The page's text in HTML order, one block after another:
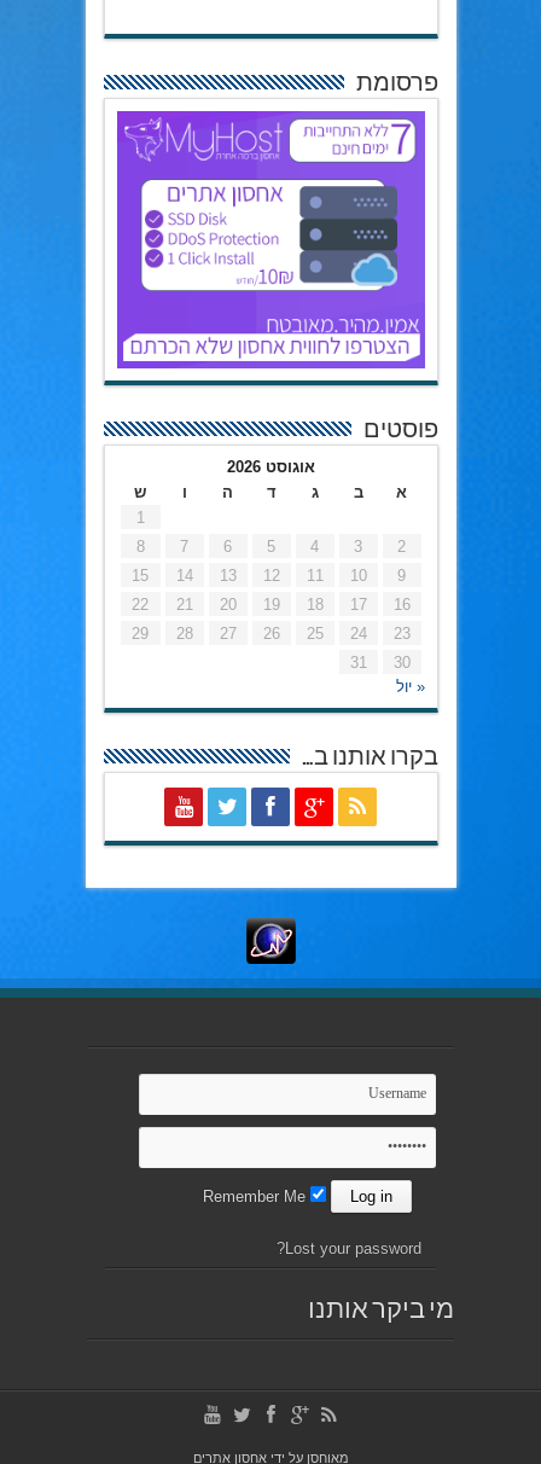
פרסומת
פוסטים
אוגוסט 2026
א
ב ג ד ה ו
ש
1
2
3
4
5
6
7
8
9
10
11
12
13
14
15
16
17
18
19
20
21
22
23
24
25
26
27
28
29
30
31
« יול
בקרו אותנו ב…
Lost your password?
מי ביקר אותנו
מאוחסן על ידיאחסון אתרים